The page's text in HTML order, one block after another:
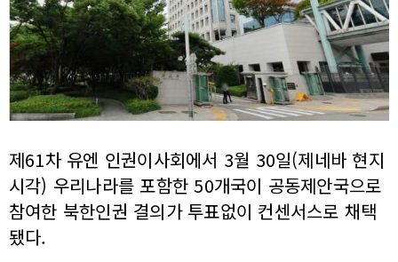
제61차 유엔 인권이사회에서 3월 30일(제네바 현지
시각) 우리나라를 포함한 50개국이 공동제안국으로
참여한 북한인권 결의가 투표없이 컨센서스로 채택
됐다.